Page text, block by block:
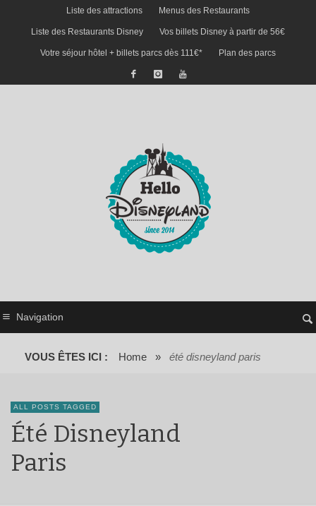
Liste des attractions Menus des Restaurants
Liste des Restaurants Disney Vos billets Disney à partir de 56€
Votre séjour hôtel + billets parcs dès 111€* Plan des parcs
Navigation
VOUS ÊTES ICI : Home » été disneyland paris
ALL POSTS TAGGED
Été Disneyland
Paris